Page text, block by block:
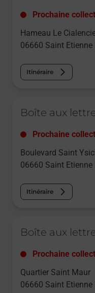
Prochaine
Hameau Le
06660 Saint Etienne
Itinéraire
Boîte aux
Prochaine
Boulevard Saint
06660 Saint Etienne
Itinéraire
Boîte aux
Prochaine
Quartier Saint Maur
06660 Saint Etienne